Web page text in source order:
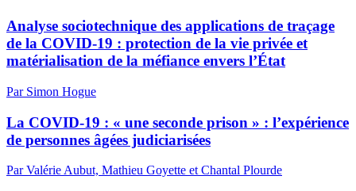
Analyse sociotechnique des applications de traçage
de la COVID-19 : protection de la vie privée et
matérialisation de la méfiance envers l’État
Par Simon Hogue
La COVID-19 : « une seconde prison » : l’expérience
de personnes âgées judiciarisées
Par Valérie Aubut, Mathieu Goyette et Chantal Plourde